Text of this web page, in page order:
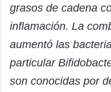
grasos de cadena
inflamación. La
aumentó las
particular
son conocidas por